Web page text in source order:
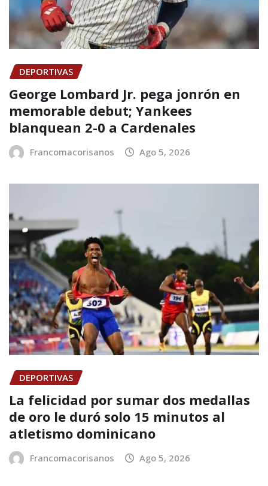
DEPORTIVAS
George Lombard Jr. pega jonrón en
memorable debut; Yankees
blanquean 2-0 a Cardenales
Francomacorisanos Ago 5, 2026
DEPORTIVAS
La felicidad por sumar dos medallas
de oro le duró solo 15 minutos al
atletismo dominicano
Francomacorisanos Ago 5, 2026